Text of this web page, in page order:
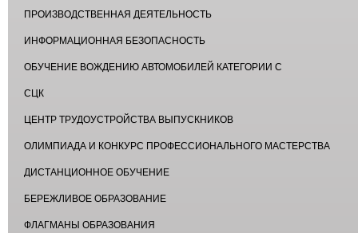
ПРОИЗВОДСТВЕННАЯ ДЕЯТЕЛЬНОСТЬ
ИНФОРМАЦИОННАЯ БЕЗОПАСНОСТЬ
ОБУЧЕНИЕ ВОЖДЕНИЮ АВТОМОБИЛЕЙ КАТЕГОРИИ С
СЦК
ЦЕНТР ТРУДОУСТРОЙСТВА ВЫПУСКНИКОВ
ОЛИМПИАДА И КОНКУРС ПРОФЕССИОНАЛЬНОГО МАСТЕРСТВА
ДИСТАНЦИОННОЕ ОБУЧЕНИЕ
БЕРЕЖЛИВОЕ ОБРАЗОВАНИЕ
ФЛАГМАНЫ ОБРАЗОВАНИЯ